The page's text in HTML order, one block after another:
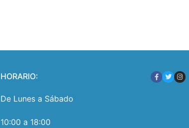
HORARIO:
De Lunes a Sábado
10:00 a 18:00